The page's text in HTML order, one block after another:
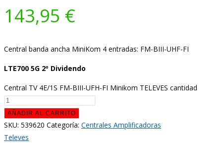
143,95 €
Central banda ancha MiniKom 4 entradas: FM-BIII-UHF-FI
LTE700 5G 2º Dividendo
Central TV 4E/1S FM-BIII-UFH-FI Minikom TELEVES cantidad
AÑADIR AL CARRITO
SKU: 539620 Categoría: Centrales Amplificadoras
Televes